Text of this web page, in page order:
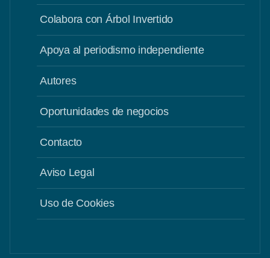
Colabora con Árbol Invertido
Apoya al periodismo independiente
Autores
Oportunidades de negocios
Contacto
Aviso Legal
Uso de Cookies